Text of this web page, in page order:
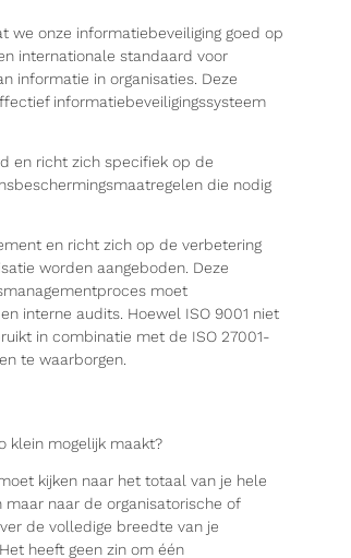
we onze informatiebeveiliging goed op
internationale standaard voor
informatie in organisaties. Deze
informatiebeveiligingssysteem
en richt zich specifiek op de
die nodig
en richt zich op de verbetering
worden aangeboden. Deze
moet
interne audits. Hoewel ISO 9001 niet
in combinatie met de ISO 27001-
te waarborgen.
klein mogelijk maakt?
kijken naar het totaal van je hele
naar de organisatorische of
de volledige breedte van je
heeft geen zin om één